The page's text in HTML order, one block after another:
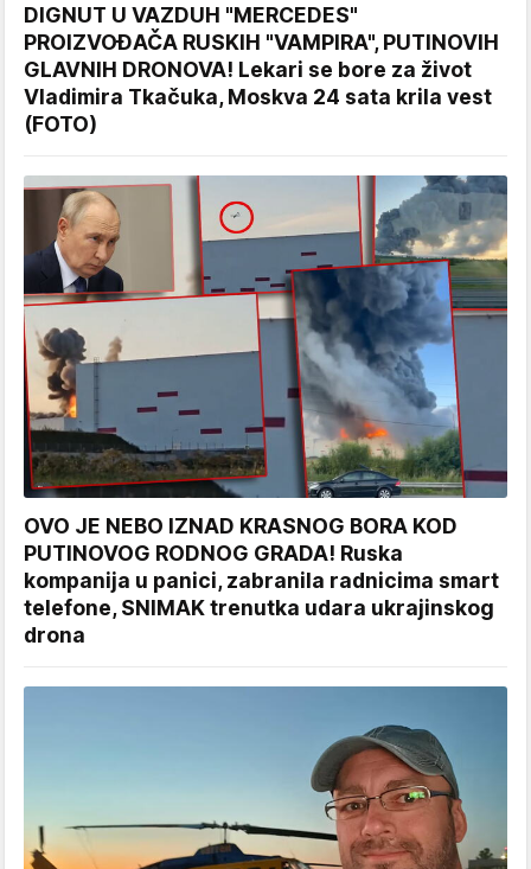
DIGNUT U VAZDUH "MERCEDES"
PROIZVOĐAČA RUSKIH "VAMPIRA", PUTINOVIH
GLAVNIH DRONOVA! Lekari se bore za život
Vladimira Tkačuka, Moskva 24 sata krila vest
(FOTO)
OVO JE NEBO IZNAD KRASNOG BORA KOD
PUTINOVOG RODNOG GRADA! Ruska
kompanija u panici, zabranila radnicima smart
telefone, SNIMAK trenutka udara ukrajinskog
drona